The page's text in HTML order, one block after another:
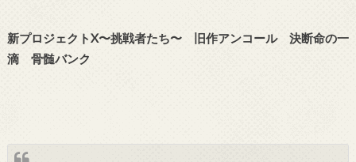
新プロジェクトX〜挑戦者たち〜 旧作アンコール 決断命の一
滴 骨髄バンク